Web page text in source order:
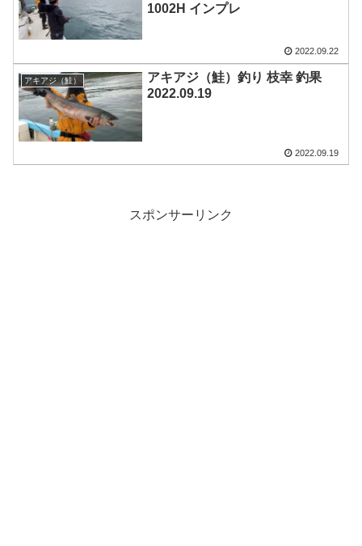
1002H インプレ
2022.09.22
アキアジ（鮭）
アキアジ（鮭）釣り 枝幸 釣果
2022.09.19
2022.09.19
スポンサーリンク